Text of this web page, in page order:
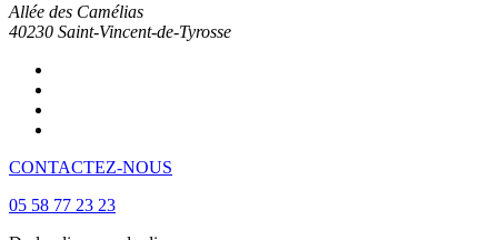
Allée des Camélias
40230 Saint-Vincent-de-Tyrosse
CONTACTEZ-NOUS
05 58 77 23 23